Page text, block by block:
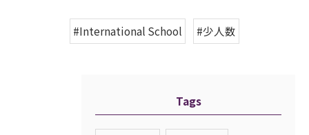
#International School #少人数
Tags